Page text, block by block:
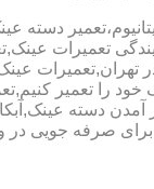
تعمیرات
را تعمیر
آمدن دسته
برای صرفه